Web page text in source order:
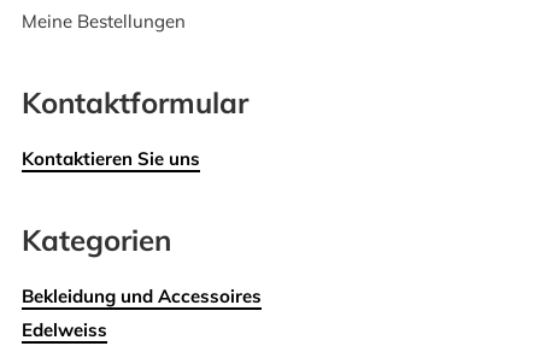
Meine Bestellungen
Kontaktformular
Kontaktieren Sie uns
Kategorien
Bekleidung und Accessoires
Edelweiss